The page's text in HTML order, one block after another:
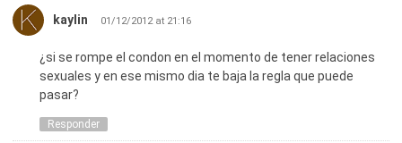
kaylin 01/12/2012 at 21:16
¿si se rompe el condon en el momento de tener relaciones
sexuales y en ese mismo dia te baja la regla que puede
pasar?
Responder